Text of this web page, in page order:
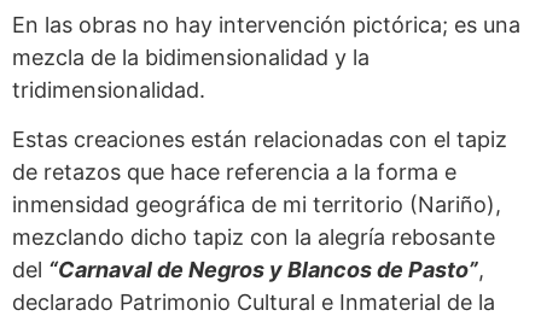
En las obras no hay intervención pictórica; es una
mezcla de la bidimensionalidad y la
tridimensionalidad.
Estas creaciones están relacionadas con el tapiz
de retazos que hace referencia a la forma e
inmensidad geográfica de mi territorio (Nariño),
mezclando dicho tapiz con la alegría rebosante
del “Carnaval de Negros y Blancos de Pasto”,
declarado Patrimonio Cultural e Inmaterial de la